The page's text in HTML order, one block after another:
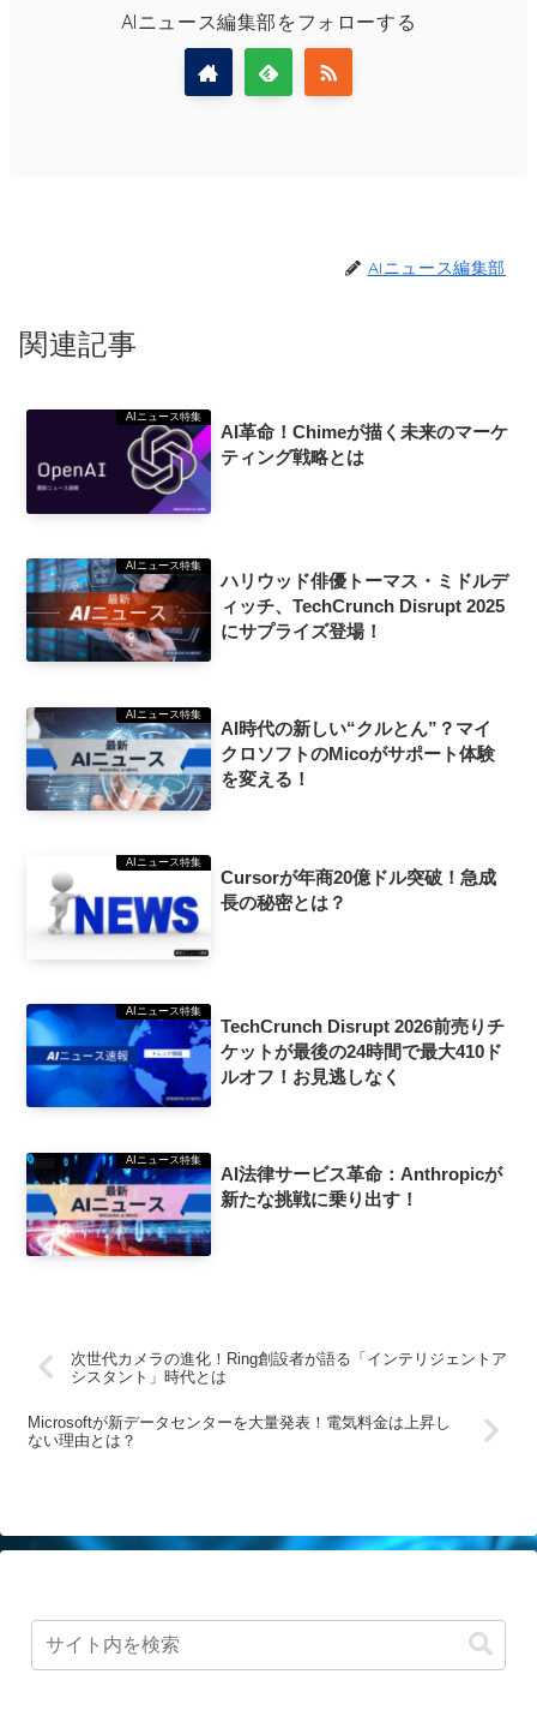
AIニュース編集部をフォローする
AIニュース編集部
関連記事
AIニュース特集
AI革命！Chimeが描く未来のマーケ
ティング戦略とは
AIニュース特集
ハリウッド俳優トーマス・ミドルデ
ィッチ、TechCrunch Disrupt 2025
にサプライズ登場！
AIニュース特集
AI時代の新しい“クルとん”？マイ
クロソフトのMicoがサポート体験
を変える！
AIニュース特集
Cursorが年商20億ドル突破！急成
長の秘密とは？
AIニュース特集
TechCrunch Disrupt 2026前売りチ
ケットが最後の24時間で最大410ド
ルオフ！お見逃しなく
AIニュース特集
AI法律サービス革命：Anthropicが
新たな挑戦に乗り出す！
次世代カメラの進化！Ring創設者が語る「インテリジェントア
シスタント」時代とは
Microsoftが新データセンターを大量発表！電気料金は上昇し
ない理由とは？